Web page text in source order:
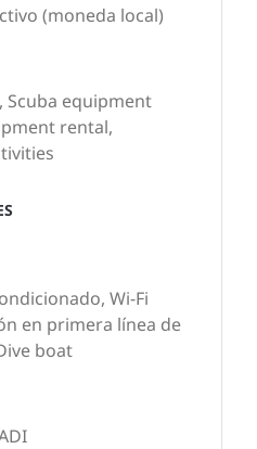
Scuba equipment
rental,
Wi-Fi
en primera línea de
boat
(moneda local)